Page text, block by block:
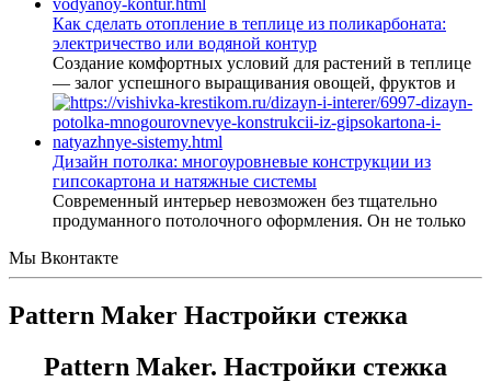
Как сделать отопление в теплице из поликарбоната:
электричество или водяной контур
Создание комфортных условий для растений в теплице
— залог успешного выращивания овощей, фруктов и
Дизайн потолка: многоуровневые конструкции из
гипсокартона и натяжные системы
Современный интерьер невозможен без тщательно
продуманного потолочного оформления. Он не только
Мы Вконтакте
Pattern Maker Настройки стежка
Pattern Maker. Настройки стежка